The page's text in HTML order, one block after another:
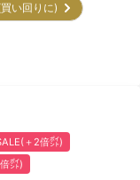
買い回りに)
＋2倍㌽)
㌽)